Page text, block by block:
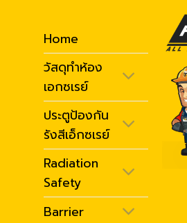
Home
วัสดุทำห้อง
เอกซเรย์
ประตูป้องกัน
รังสีเอ็กซเรย์
Radiation
Safety
Barrier